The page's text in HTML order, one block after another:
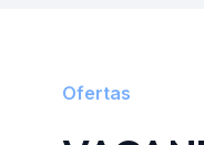
Ofertas